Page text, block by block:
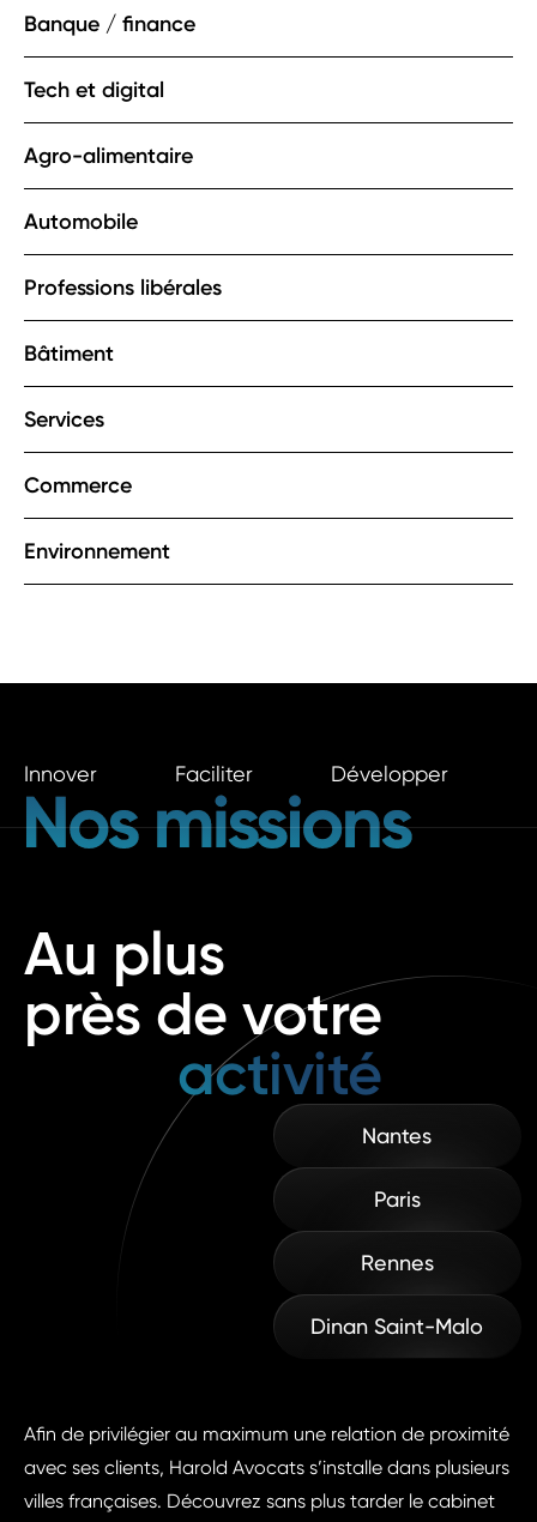
Banque / finance
Tech et digital
Agro-alimentaire
Automobile
Professions libérales
Bâtiment
Services
Commerce
Environnement
Innover Faciliter Développer
Au plus
près de votre
activité
Nantes
Paris
Rennes
Dinan Saint-Malo
Afin de privilégier au maximum une relation de proximité
avec ses clients, Harold Avocats s’installe dans plusieurs
villes françaises. Découvrez sans plus tarder le cabinet